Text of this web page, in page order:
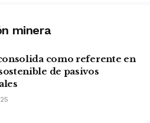
minera
como referente en
de pasivos